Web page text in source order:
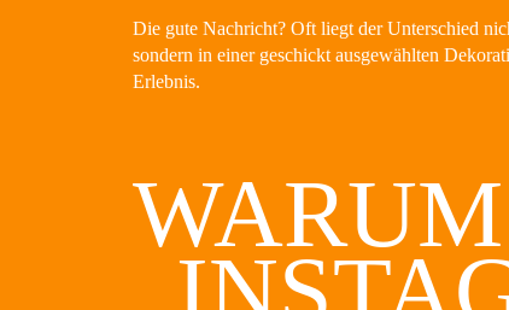
Die gute Nachricht? Oft liegt der Unterschied
sondern in einer geschickt ausgewählten
Erlebnis.
WARUM